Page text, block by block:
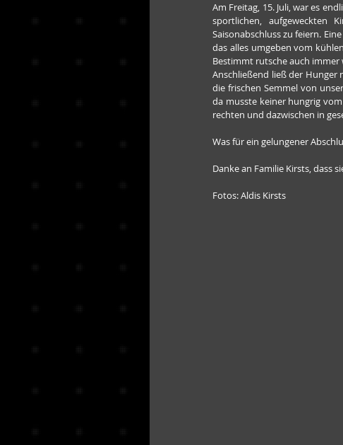
Am Freitag, 15. Juli, war es
sportlichen, aufgeweckten
Saisonabschluss zu feiern.
das alles umgeben vom
Bestimmt rutsche auch immer
Anschließend ließ der Hunger
die frischen Semmel von
da musste keiner hungrig
rechten und dazwischen in
Was für ein gelungener
Danke an Familie Kirsts, dass
Fotos: Aldis Kirsts